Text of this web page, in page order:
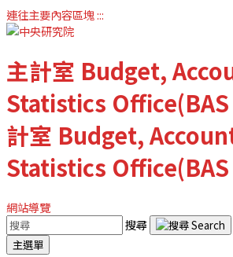
連往主要內容區塊:::
主計室 Budget,
Statistics
計室 Budget,
Statistics
網站導覽
搜尋
主選單